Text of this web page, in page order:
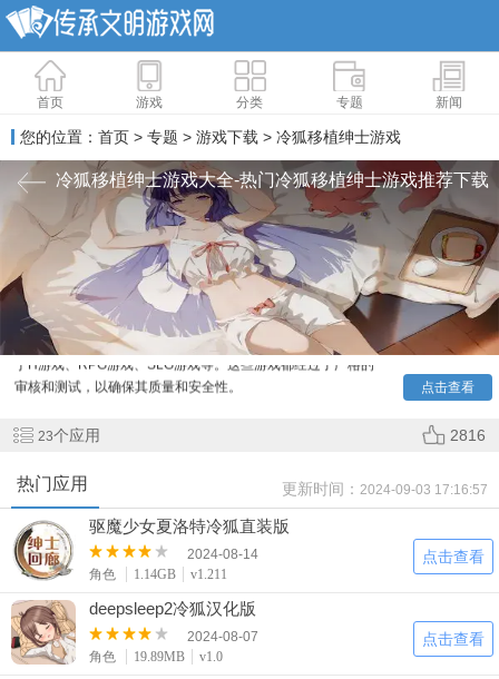
首页 游戏 分类 专题 新闻
您的位置： 首页 > 专题 > 游戏下载 > 冷狐移植绅士游戏
冷狐移植绅士游戏大全-热门冷狐移植绅士游戏推荐下载
点击查看
冷狐
移植绅士游戏有众多高质量的绅士游戏，包括但不限
于H游戏、RPG游戏、SLG游戏等。这些游戏都经过了严格的
审核和测试，以确保其质量和安全性。
23个应用 2816
热门应用 更新时间： 2024-09-03 17:16:57
驱魔少女夏洛特冷狐直装版
2024-08-14
角色
1.14GB v1.211
点击查看
deepsleep2冷狐汉化版
2024-08-07
角色
19.89MB v1.0
点击查看